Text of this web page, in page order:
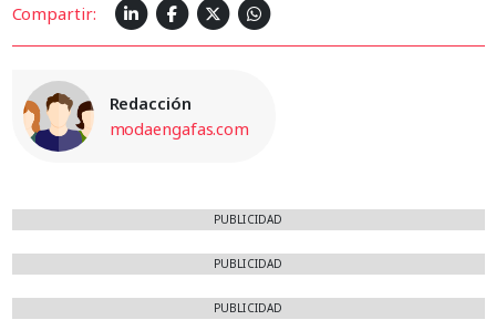
Compartir:
Redacción
modaengafas.com
PUBLICIDAD
PUBLICIDAD
PUBLICIDAD